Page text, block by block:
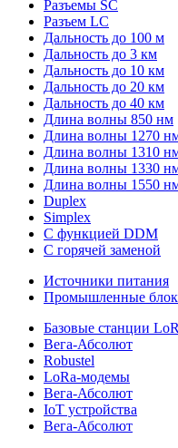
Разъемы SC
Разъем LC
Дальность до 100 м
Дальность до 3 км
Дальность до 10 км
Дальность до 20 км
Дальность до 40 км
Длина волны 850 нм
Длина волны 1270
Длина волны 1310
Длина волны 1330
Длина волны 1550
Duplex
Simplex
С функцией DDM
С горячей заменой
Источники питания
Промышленные
Базовые станции
Вега-Абсолют
Robustel
LoRa-модемы
Вега-Абсолют
IoT устройства
Вега-Абсолют